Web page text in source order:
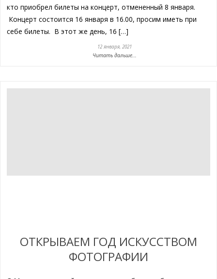
кто приобрел билеты на концерт, отмененный 8 января.
Концерт состоится 16 января в 16.00, просим иметь при
себе билеты. В этот же день, 16 […]
12 января, 2021
Читать дальше...
ОТКРЫВАЕМ ГОД ИСКУССТВОМ
ФОТОГРАФИИ